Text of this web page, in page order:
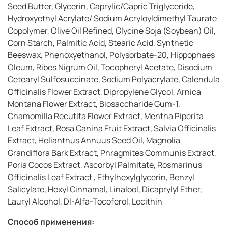
Seed Butter, Glycerin, Caprylic/Capric Triglyceride,
Hydroxyethyl Acrylate/ Sodium Acryloyldimethyl Taurate
Copolymer, Olive Oil Refined, Glycine Soja (Soybean) Oil,
Corn Starch, Palmitic Acid, Stearic Acid, Synthetic
Beeswax, Phenoxyethanol, Polysorbatе-20, Hippophaes
Oleum, Ribes Nigrum Oil, Tocopheryl Acetate, Disodium
Cetearyl Sulfosuccinate, Sodium Polyacrylate, Calendula
Officinalis Flower Extract, Dipropylene Glycol, Arnica
Montana Flower Extract, Biosaccharide Gum-1,
Chamomilla Recutita Flower Extract, Mentha Piperita
Leaf Extract, Rosa Canina Fruit Extract, Salvia Officinalis
Extract, Helianthus Annuus Seed Oil, Magnolia
Grandiflora Bark Extract, Phragmites Communis Extract,
Poria Cocos Extract, Ascorbyl Palmitate, Rosmarinus
Officinalis Leaf Extract , Ethylhexylglycerin, Benzyl
Salicylate, Hexyl Cinnamal, Linalool, Dicaprylyl Ether,
Lauryl Alcohol, Dl-Alfa-Tocoferol, Lecithin
Способ применения: